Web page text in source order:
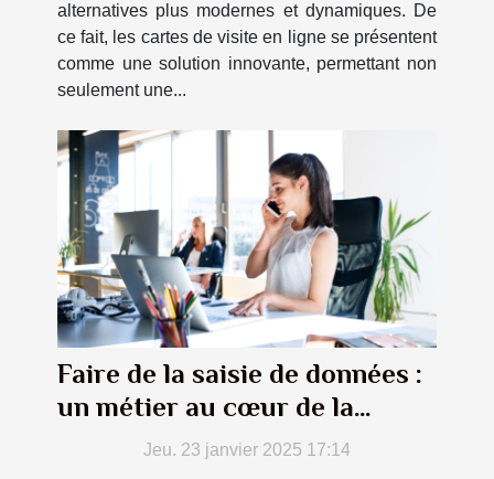
alternatives plus modernes et dynamiques. De
ce fait, les cartes de visite en ligne se présentent
comme une solution innovante, permettant non
seulement une...
Faire de la saisie de données :
un métier au cœur de la
transformation digitale
Jeu. 23 janvier 2025 17:14